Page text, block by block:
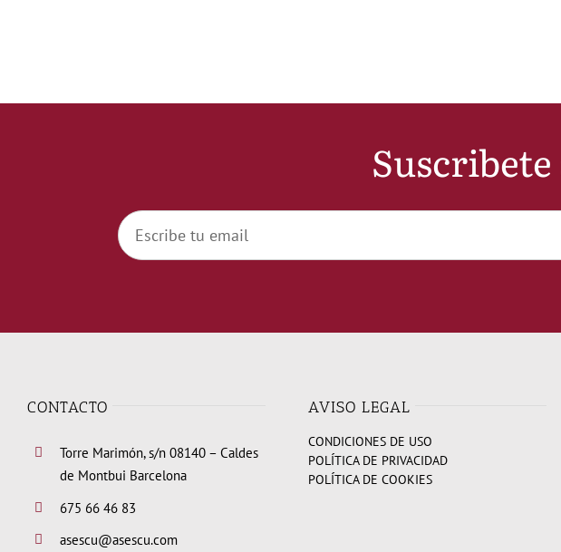
CONTACTO
Torre Marimón, s/n 08140 – Caldes
de Montbui Barcelona
675 66 46 83
asescu@asescu.com
AVISO LEGAL
CONDICIONES DE USO
POLÍTICA DE PRIVACIDAD
POLÍTICA DE COOKIES